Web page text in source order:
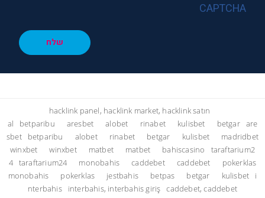
CAPTCHA
שלח
hacklink panel, hacklink market, hacklink satın
al
betparibu aresbet alobet rinabet kulisbet betgar
are
sbet
betparibu alobet rinabet betgar kulisbet
madridbet
winxbet
winxbet matbet matbet bahiscasino
taraftarium2
4 taraftarium24 monobahis caddebet caddebet
pokerklas
monobahis
pokerklas jestbahis betpas betgar kulisbet
i
nterbahis
interbahis, interbahis giriş
caddebet, caddebet